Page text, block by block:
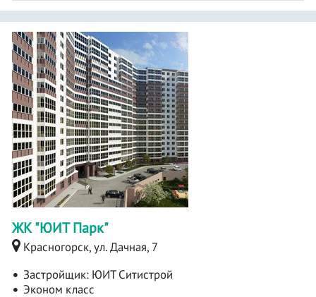
ЖК "ЮИТ Парк"
Красногорск, ул. Дачная, 7
Застройщик: ЮИТ Ситистрой
Эконом класс